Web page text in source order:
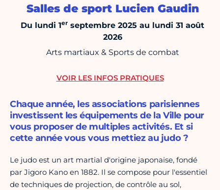
Salles de sport Lucien Gaudin
Du lundi 1er septembre 2025 au lundi 31 août
2026
Arts martiaux & Sports de combat
Chaque année, les associations parisiennes
investissent les équipements de la Ville pour
vous proposer de multiples activités. Et si
cette année vous vous mettiez au judo ?
Le judo est un art martial d'origine japonaise, fondé
par Jigoro Kano en 1882. Il se compose pour l'essentiel
de techniques de projection, de contrôle au sol,
VOIR LES INFOS PRATIQUES